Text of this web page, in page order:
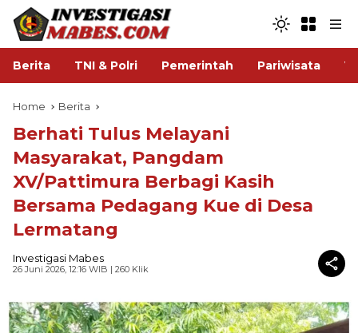
Berita TNI & Polri Pemerintah Pariwisata
Home Berita
Berhati Tulus Melayani
Masyarakat, Pangdam
XV/Pattimura Berbagi Kasih
Bersama Pedagang Kue di Desa
Lermatang
Investigasi Mabes
26 Juni 2026, 12:16 WIB | 260 Klik